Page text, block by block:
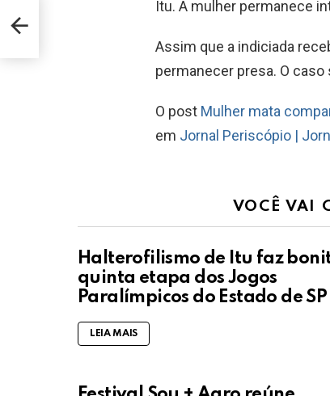
Itu. A mulher permanece
Assim que a indiciada
permanecer presa. O
O post Mulher mata
em Jornal Periscópio |
VOCÊ VAI
Halterofilismo de Itu faz
quinta etapa dos Jogos
Paralímpicos do Estado de SP
LEIA MAIS